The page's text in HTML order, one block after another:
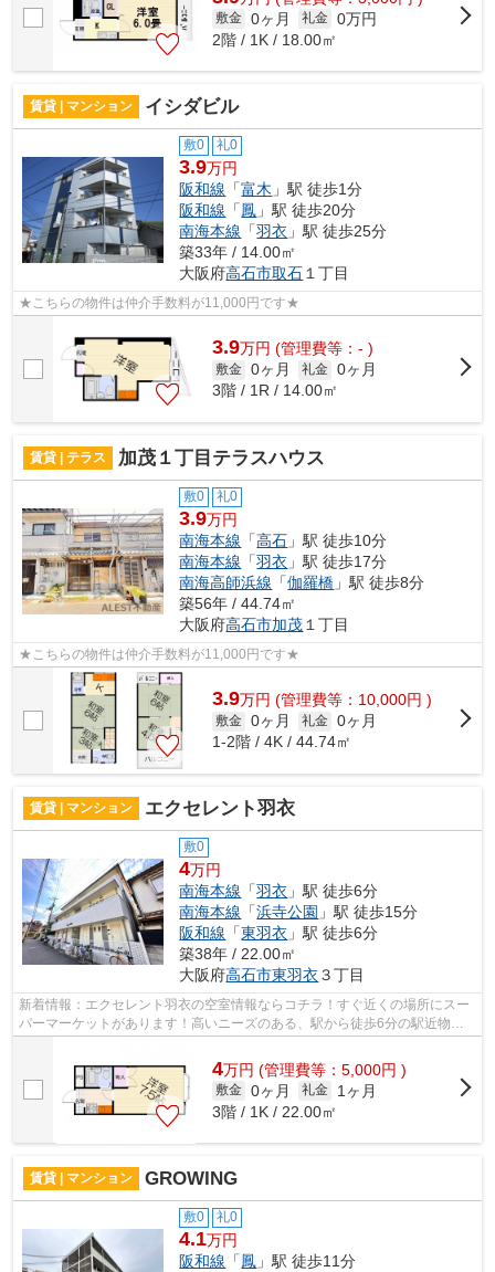
敷金 0ヶ月 礼金 0万円
2階 / 1K / 18.00㎡
賃貸 | マンション イシダビル
敷0 礼0
3.9万円
阪和線 「富木 」駅 徒歩1分
阪和線 「鳳 」駅 徒歩20分
南海本線 「羽衣 」駅 徒歩25分
築33年 / 14.00㎡
大阪府高石市取石 １丁目
★こちらの物件は仲介手数料が11,000円です★
3.9万円 (管理費等：- )
敷金 0ヶ月 礼金 0ヶ月
3階 / 1R / 14.00㎡
賃貸 | テラス 加茂１丁目テラスハウス
敷0 礼0
3.9万円
南海本線 「高石 」駅 徒歩10分
南海本線 「羽衣 」駅 徒歩17分
南海高師浜線 「伽羅橋 」駅 徒歩8分
築56年 / 44.74㎡
大阪府高石市加茂 １丁目
★こちらの物件は仲介手数料が11,000円です★
3.9万円 (管理費等：10,000円 )
敷金 0ヶ月 礼金 0ヶ月
1-2階 / 4K / 44.74㎡
賃貸 | マンション エクセレント羽衣
敷0
4万円
南海本線 「羽衣 」駅 徒歩6分
南海本線 「浜寺公園 」駅 徒歩15分
阪和線 「東羽衣 」駅 徒歩6分
築38年 / 22.00㎡
大阪府高石市東羽衣３丁目
新着情報：エクセレント羽衣の空室情報ならコチラ！すぐ近くの場所にスー
パーマーケットがあります！高いニーズのある、駅から徒歩6分の駅近物
4万円 (管理費等：5,000円 )
敷金 0ヶ月 礼金
1ヶ月
3階 / 1K / 22.00㎡
賃貸 | マンション GROWING
敷0 礼0
4.1万円
阪和線 「鳳 」駅 徒歩11分